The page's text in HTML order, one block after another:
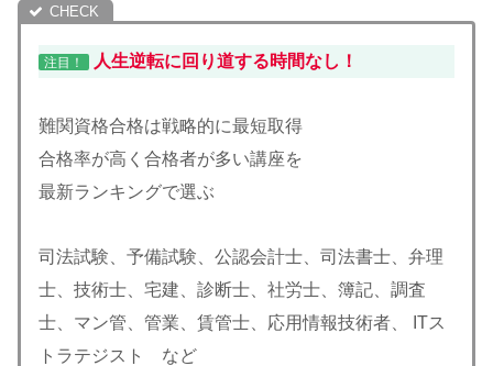
注目！ 人生逆転に回り道する時間なし！
難関資格合格は戦略的に最短取得
合格率が高く合格者が多い講座を
最新ランキングで選ぶ
司法試験、予備試験、公認会計士、司法書士、弁理
士、技術士、宅建、診断士、社労士、簿記、調査
士、マン管、管業、賃管士、応用情報技術者、 ITス
トラテジスト など